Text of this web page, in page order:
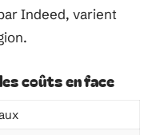
Indeed, varient
coûts en face